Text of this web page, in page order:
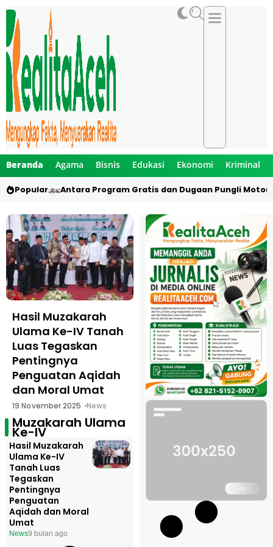
Beranda Agama Bisnis Edukasi Ekonomi Kriminal
Popular Antara Program Gratis dan Dugaan Pungli Motor
Hasil Muzakarah
Ulama Ke-IV Tanah
Luas Tegaskan
Pentingnya
Penguatan Aqidah
dan Moral Umat
19 November 2025 News
Muzakarah Ulama
Ke-IV
Hasil Muzakarah
Ulama Ke-IV
Tanah Luas
Tegaskan
Pentingnya
Penguatan
Aqidah dan Moral
Umat
News9 bulan ago